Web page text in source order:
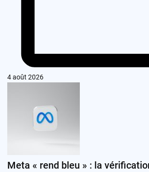
4 août 2026
Meta « rend bleu » : la